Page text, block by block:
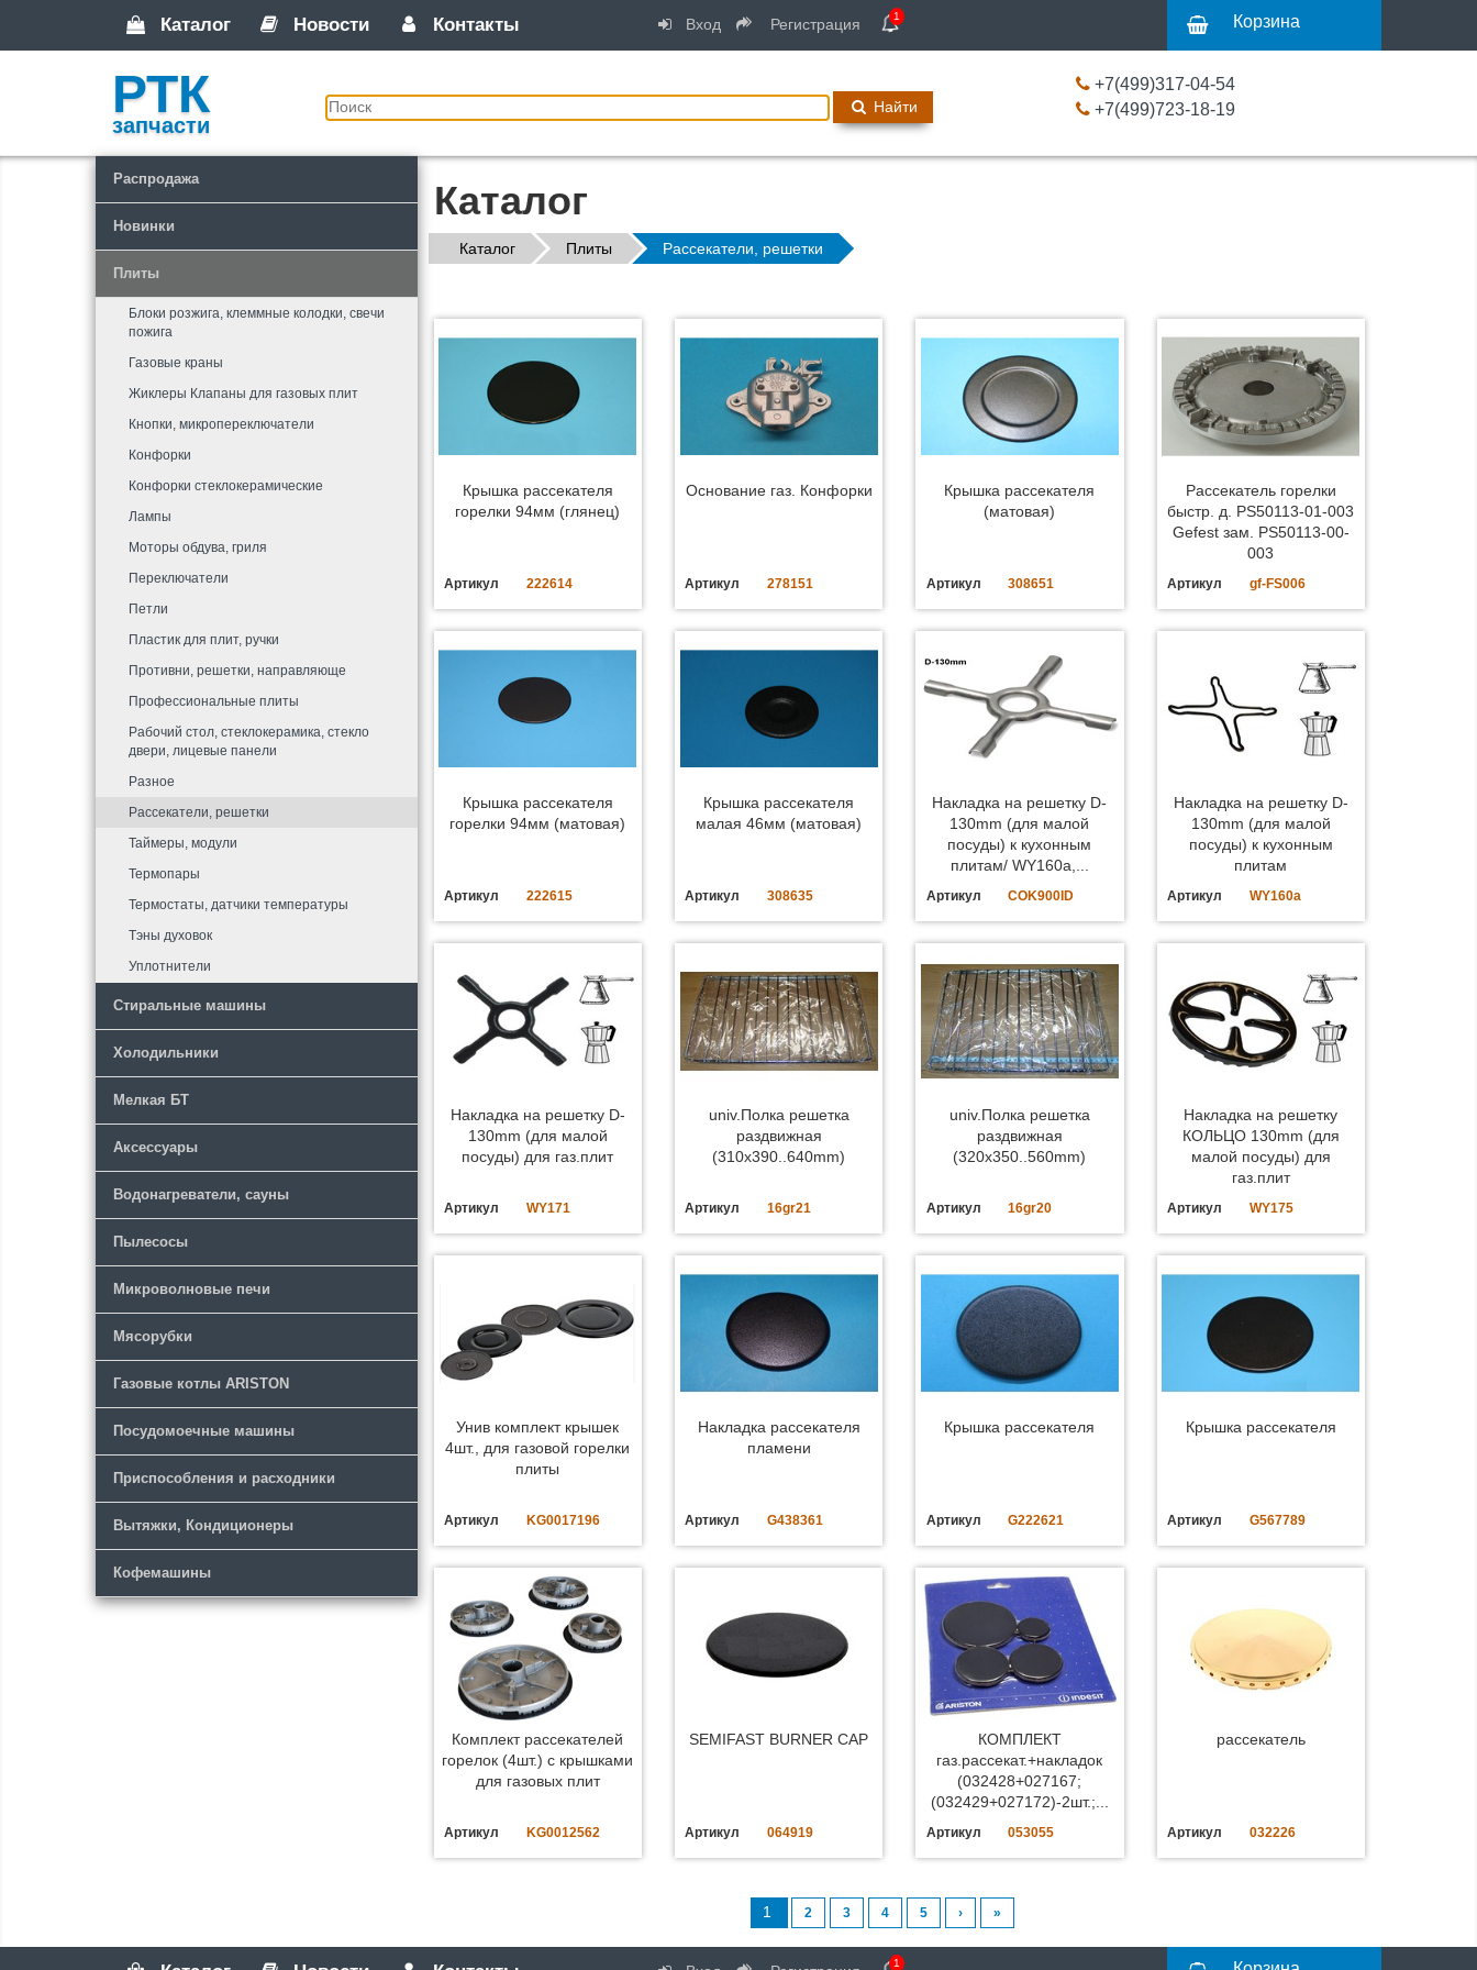
Каталог Новости Контакты Вход Регистрация 1 Корзина
РТК
запчасти
Найти
+7(499)317-04-54
+7(499)723-18-19
Распродажа
Новинки
Плиты
Блоки розжига, клеммные колодки, свечи
пожига
Газовые краны
Жиклеры Клапаны для газовых плит
Кнопки, микропереключатели
Конфорки
Конфорки стеклокерамические
Лампы
Моторы обдува, гриля
Переключатели
Петли
Пластик для плит, ручки
Противни, решетки, направляюще
Профессиональные плиты
Рабочий стол, стеклокерамика, стекло
двери, лицевые панели
Разное
Рассекатели, решетки
Таймеры, модули
Термопары
Термостаты, датчики температуры
Тэны духовок
Уплотнители
Стиральные машины
Холодильники
Мелкая БТ
Аксессуары
Водонагреватели, сауны
Пылесосы
Микроволновые печи
Мясорубки
Газовые котлы ARISTON
Посудомоечные машины
Приспособления и расходники
Вытяжки, Кондиционеры
Кофемашины
Каталог
Каталог Плиты Рассекатели, решетки
Крышка рассекателя
горелки 94мм (глянец)
Артикул 222614
Основание газ. Конфорки
Артикул 278151
Крышка рассекателя
(матовая)
Артикул 308651
Рассекатель горелки
быстр. д. PS50113-01-003
Gefest зам. PS50113-00-
003
Артикул gf-FS006
Крышка рассекателя
горелки 94мм (матовая)
Артикул 222615
Крышка рассекателя
малая 46мм (матовая)
Артикул 308635
Накладка на решетку D-
130mm (для малой
посуды) к кухонным
плитам/ WY160a,...
Артикул COK900ID
Накладка на решетку D-
130mm (для малой
посуды) к кухонным
плитам
Артикул WY160a
Накладка на решетку D-
130mm (для малой
посуды) для газ.плит
Артикул WY171
univ.Полка решетка
раздвижная
(310x390..640mm)
Артикул 16gr21
univ.Полка решетка
раздвижная
(320x350..560mm)
Артикул 16gr20
Накладка на решетку
КОЛЬЦО 130mm (для
малой посуды) для
газ.плит
Артикул WY175
Унив комплект крышек
4шт., для газовой горелки
плиты
Артикул KG0017196
Накладка рассекателя
пламени
Артикул G438361
Крышка рассекателя
Артикул G222621
Крышка рассекателя
Артикул G567789
Комплект рассекателей
горелок (4шт.) с крышками
для газовых плит
Артикул KG0012562
SEMIFAST BURNER CAP
Артикул 064919
КОМПЛЕКТ
газ.рассекат.+накладок
(032428+027167;
(032429+027172)-2шт.;...
Артикул 053055
рассекатель
Артикул 032226
1 2 3 4 5 › »
1